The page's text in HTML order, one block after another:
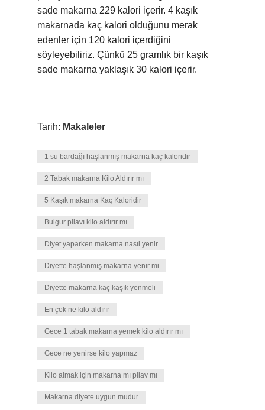
sade makarna 229 kalori içerir. 4 kaşık
makarnada kaç kalori olduğunu merak
edenler için 120 kalori içerdiğini
söyleyebiliriz. Çünkü 25 gramlık bir kaşık
sade makarna yaklaşık 30 kalori içerir.
Tarih: Makaleler
1 su bardağı haşlanmış makarna kaç kaloridir
2 Tabak makarna Kilo Aldırır mı
5 Kaşık makarna Kaç Kaloridir
Bulgur pilavı kilo aldırır mı
Diyet yaparken makarna nasıl yenir
Diyette haşlanmış makarna yenir mi
Diyette makarna kaç kaşık yenmeli
En çok ne kilo aldırır
Gece 1 tabak makarna yemek kilo aldırır mı
Gece ne yenirse kilo yapmaz
Kilo almak için makarna mı pilav mı
Makarna diyete uygun mudur